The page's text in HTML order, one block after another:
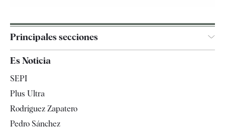
Principales secciones
Televisión
Es Noticia
SEPI
Plus Ultra
Rodríguez Zapatero
Pedro Sánchez